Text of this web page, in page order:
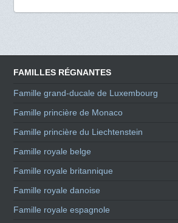
FAMILLES RÉGNANTES
Famille grand-ducale de Luxembourg
Famille princière de Monaco
Famille princière du Liechtenstein
Famille royale belge
Famille royale britannique
Famille royale danoise
Famille royale espagnole